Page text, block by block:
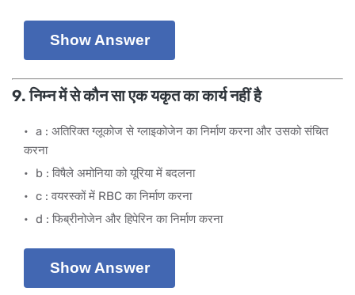
Show Answer
9. निम्न में से कौन सा एक यकृत का कार्य नहीं है
a : अतिरिक्त ग्लूकोज से ग्लाइकोजेन का निर्माण करना और उसको संचित
करना
b : विषैले अमोनिया को यूरिया में बदलना
c : वयरस्कों में RBC का निर्माण करना
d : फिब्रीनोजेन और हिपेरिन का निर्माण करना
Show Answer